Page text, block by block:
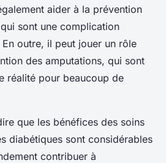
aider à la prévention
sont une complication
outre, il peut jouer un rôle
des amputations, qui sont
réalité pour beaucoup de
que les bénéfices des soins
diabétiques sont considérables
contribuer à